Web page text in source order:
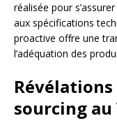
réalisée pour
aux spécifications
proactive offre une
l’adéquation des
sourcing